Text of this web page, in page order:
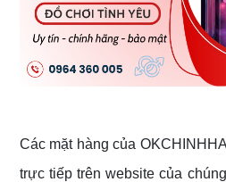
Các mặt hàng của
trực tiếp trên website của